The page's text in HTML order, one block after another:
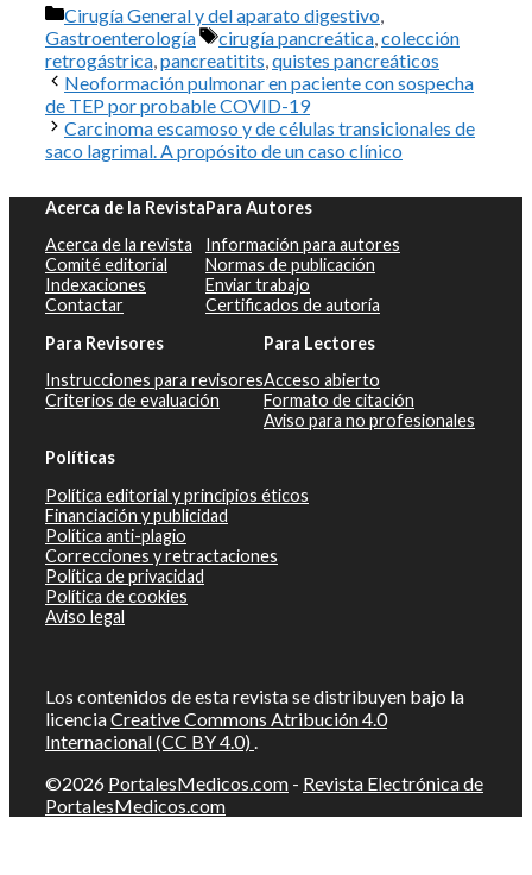
Categorías
Cirugía General y del aparato digestivo
Gastroenterología
Etiquetas
cirugía pancreática colección
retrogástrica pancreatitits quistes pancreáticos
Neoformación pulmonar en paciente con sospecha
de TEP por probable COVID-19
Carcinoma escamoso y de células transicionales de
saco lagrimal. A propósito de un caso clínico
Acerca de la Revista
Acerca de la revista
Comité editorial
Indexaciones
Contactar
Para Autores
Información para autores
Normas de publicación
Enviar trabajo
Certificados de autoría
Para Revisores
Instrucciones para revisores
Criterios de evaluación
Para Lectores
Acceso abierto
Formato de citación
Aviso para no profesionales
Políticas
Política editorial y principios éticos
Financiación y publicidad
Política anti-plagio
Correcciones y retractaciones
Política de privacidad
Política de cookies
Aviso legal
Los contenidos de esta revista se distribuyen bajo la
licenciaCreative Commons Atribución 4.0
Internacional (CC BY 4.0) .
©2026 PortalesMedicos.com - Revista Electrónica de
PortalesMedicos.com